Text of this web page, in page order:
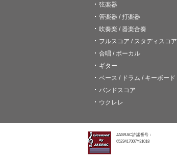
弦楽器
管楽器 / 打楽器
吹奏楽 / 器楽合奏
フルスコア / スタディスコア
合唱 / ボーカル
ギター
ベース / ドラム / キーボード
バンドスコア
ウクレレ
JASRAC許諾番号：
6523417007Y31018